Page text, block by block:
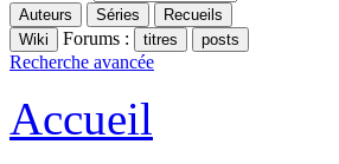
Forums :
Recherche avancée
Accueil